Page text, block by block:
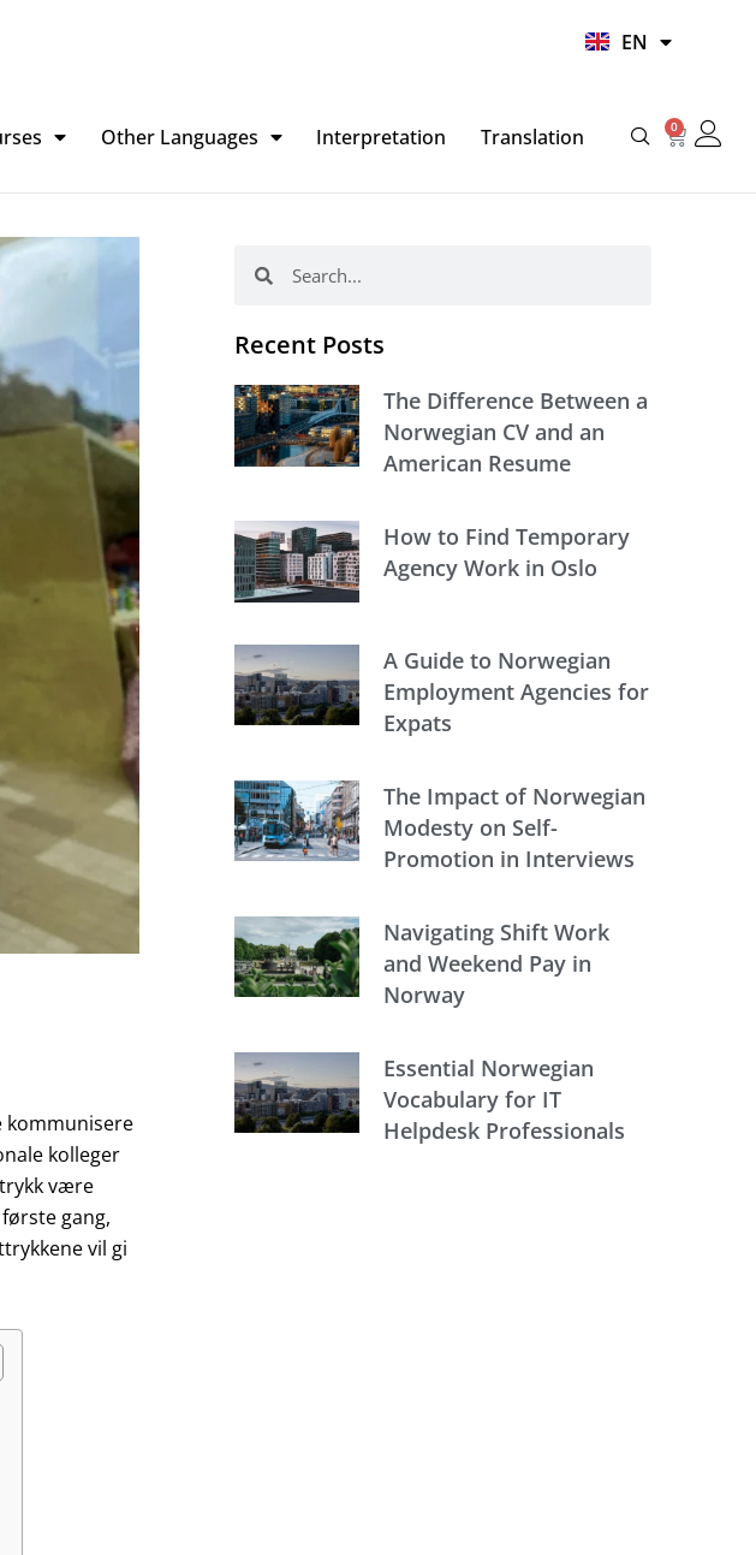
EN
HI
Other Languages Interpretation Translation 0
Basket
kommunisere
kolleger
være
gang,
vil gi
Recent Posts
The Difference Between a
Norwegian CV and an
American Resume
How to Find Temporary
Agency Work in Oslo
A Guide to Norwegian
Employment Agencies for
Expats
The Impact of Norwegian
Modesty on Self-
Promotion in Interviews
Navigating Shift Work
and Weekend Pay in
Norway
Essential Norwegian
Vocabulary for IT
Helpdesk Professionals